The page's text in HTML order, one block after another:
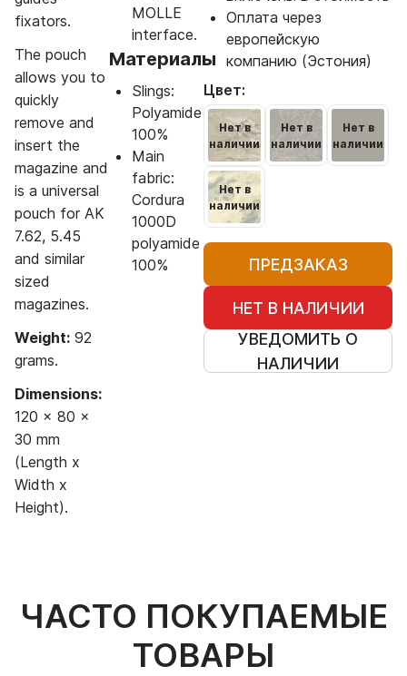
fixators.
The pouch
allows you to
quickly
remove and
insert the
magazine and
is a universal
pouch for AK
7.62, 5.45
and similar
sized
magazines.
Weight: 92
grams.
Dimensions:
120 x 80 x
30 mm
(Length x
Width x
Height).
MOLLE
interface.
Материалы
Slings:
Polyamide
100%
Main
fabric:
Cordura
1000D
polyamide
100%
Оплата через
европейскую
компанию (Эстония)
Цвет:
Нет в
наличии
Нет в
наличии
Нет в
наличии
Нет в
наличии
ПРЕДЗАКАЗ
НЕТ В НАЛИЧИИ
УВЕДОМИТЬ О
НАЛИЧИИ
ЧАСТО ПОКУПАЕМЫЕ
ТОВАРЫ